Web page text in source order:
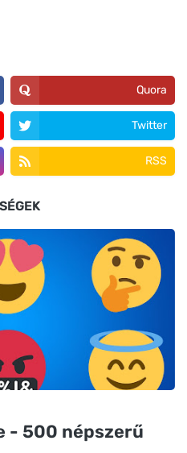
Quora
Twitter
RSS
- 500 népszerű